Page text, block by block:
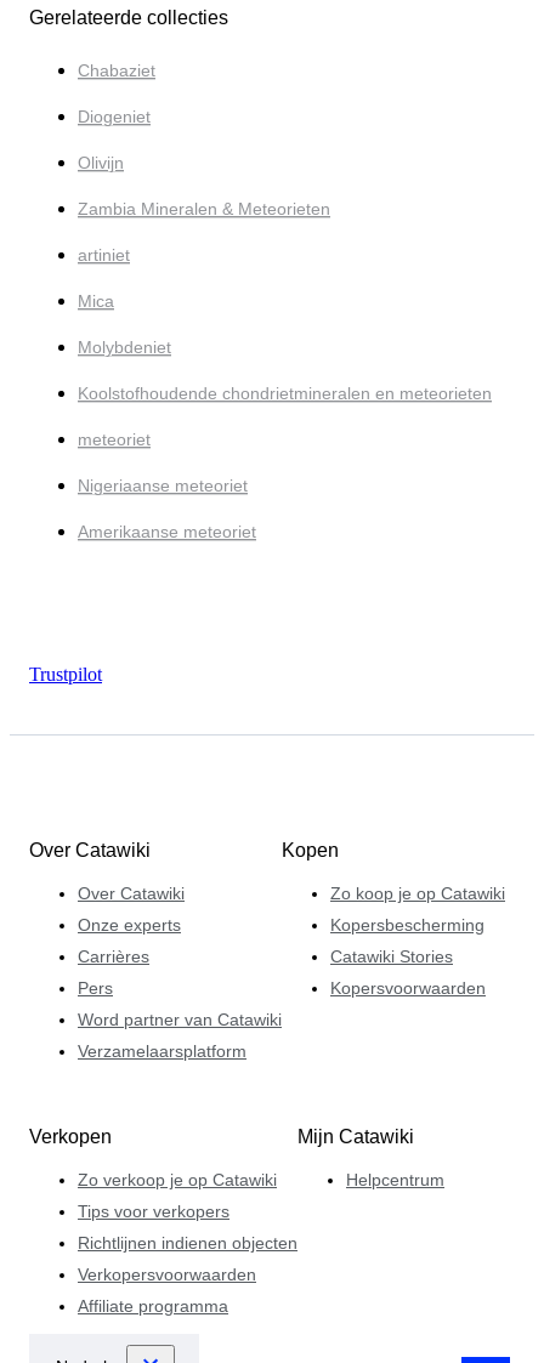
Gerelateerde collecties
Chabaziet
Diogeniet
Olivijn
Zambia Mineralen & Meteorieten
artiniet
Mica
Molybdeniet
Koolstofhoudende chondrietmineralen en meteorieten
meteoriet
Nigeriaanse meteoriet
Amerikaanse meteoriet
Trustpilot
Over Catawiki
Over Catawiki
Onze experts
Carrières
Pers
Word partner van Catawiki
Verzamelaarsplatform
Kopen
Zo koop je op Catawiki
Kopersbescherming
Catawiki Stories
Kopersvoorwaarden
Verkopen
Zo verkoop je op Catawiki
Tips voor verkopers
Richtlijnen indienen objecten
Verkopersvoorwaarden
Affiliate programma
Mijn Catawiki
Helpcentrum